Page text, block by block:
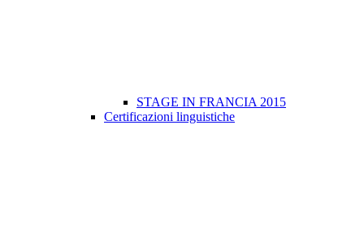
STAGE IN FRANCIA 2015
Certificazioni linguistiche